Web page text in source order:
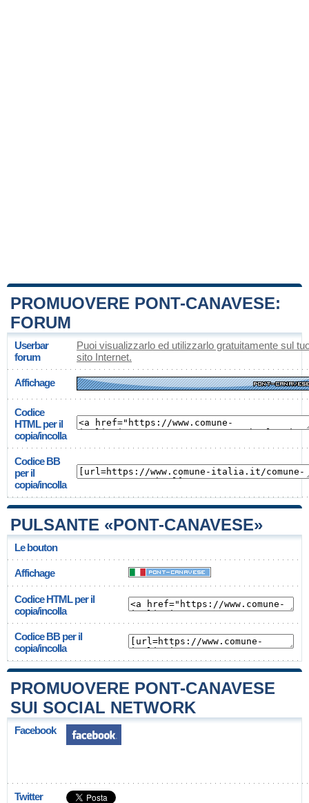
PROMUOVERE PONT-CANAVESE:
FORUM
Userbar
forum
Puoi visualizzarlo ed utilizzarlo gratuitamente sul
sito Internet.
Affichage
Codice
HTML per il
copia/incolla
Codice BB
per il
copia/incolla
PULSANTE «PONT-CANAVESE»
Le bouton
Affichage
Codice HTML per il
copia/incolla
Codice BB per il
copia/incolla
PROMUOVERE PONT-CANAVESE
SUI SOCIAL NETWORK
Facebook
Twitter